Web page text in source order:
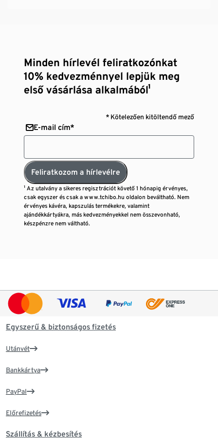
Minden hírlevél feliratkozónkat
10% kedvezménnyel lepjük meg
első vásárlása alkalmából¹
* Kötelezően kitöltendő mező
E-mail cím*
Feliratkozom a hírlevélre
¹ Az utalvány a sikeres regisztrációt követő 1 hónapig érvényes,
csak egyszer és csak a www.tchibo.hu oldalon beváltható. Nem
érvényes kávéra, kapszulás termékekre, valamint
ajándékkártyákra, más kedvezményekkel nem összevonható,
készpénzre nem váltható.
Egyszerű & biztonságos fizetés
Utánvét
Bankkártya
PayPal
Előrefizetés
Szállítás & kézbesítés